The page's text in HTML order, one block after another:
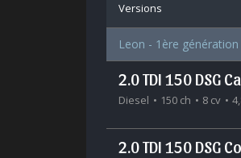
Versions
Leon - 1ère
2.0 TDI 150 DSG
Diesel 150 ch 8 cv
2.0 TDI 150 DSG